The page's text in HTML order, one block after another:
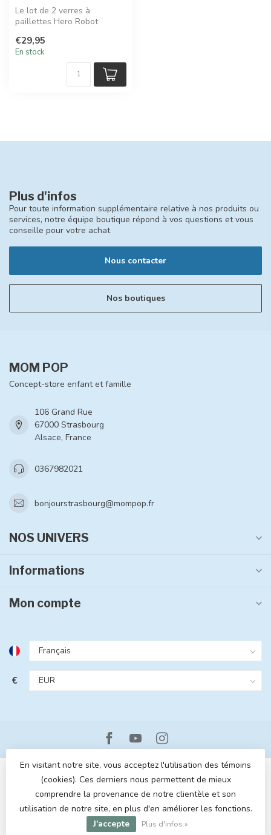
Le lot de 2 verres à
paillettes Hero Robot
boisson amus...
€29,95
En stock
Plus d'infos
Pour toute information supplémentaire relative à nos produits ou
services, notre équipe boutique répond à vos questions et vous
conseille pour votre achat
Nous contacter
Nos boutiques
MOM POP
Concept-store enfant et famille
106 Grand Rue
67000 Strasbourg
Alsace, France
0367982021
bonjourstrasbourg@mompop.fr
NOS UNIVERS
Informations
Mon compte
€
© Copyright 2026 MOM POP- Powered byLightspeed- Theme by
Dyvelopment
En visitant notre site, vous acceptez l'utilisation des témoins
(cookies). Ces derniers nous permettent de mieux
comprendre la provenance de notre clientèle et son
utilisation de notre site, en plus d'en améliorer les fonctions.
J'accepte
Plus d'infos »